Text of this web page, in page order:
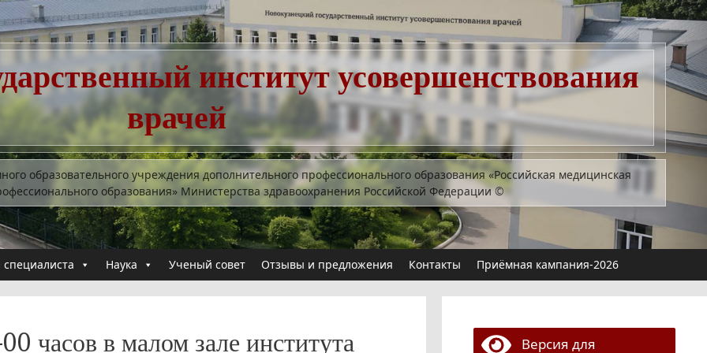
институт усовершенствования
врачей
образовательного учреждения дополнительного профессионального образования «Российская медицинская
образования» Министерства здравоохранения Российской Федерации©
Наука Ученый совет Отзывы и предложения Контакты Приёмная кампания-2026
часов в малом зале института
Версия для